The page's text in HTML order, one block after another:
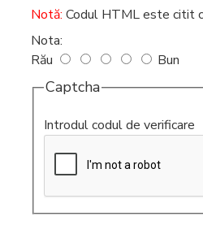
Notă: Codul HTML este citit
Nota:
Rău
Bun
Captcha
Introdul codul de verificare